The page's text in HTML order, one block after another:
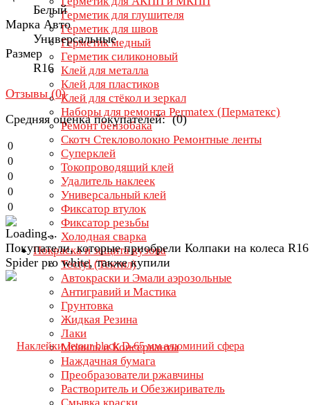
Герметик для глушителя
Герметик для швов
Герметик медный
Герметик силиконовый
Клей для металла
Клей для пластиков
Клей для стёкол и зеркал
Наборы для ремонта Permatex (Перматекс)
Ремонт бензобака
Скотч Стекловолокно Ремонтные ленты
Суперклей
Токопроводящий клей
Удалитель наклеек
Универсальный клей
Фиксатор втулок
Фиксатор резьбы
Холодная сварка
Покраска и защита кузова
Tectyl (Тектил)
Автокраски и Эмали аэрозольные
Антигравий и Мастика
Грунтовка
Жидкая Резина
Лаки
Мовиль и Консерванты
Наждачная бумага
Преобразователи ржавчины
Растворитель и Обезжириватель
Белый
Марка Авто
Универсальные
Размер
R16
Отзывы (0)
Средняя оценка покупателей: (0)
0
0
0
0
0
Покупатели, которые приобрели Колпаки на колеса R16
Spider pro white, также купили